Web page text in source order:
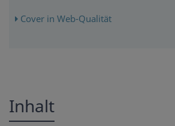
Cover in Web-Qualität
Inhalt